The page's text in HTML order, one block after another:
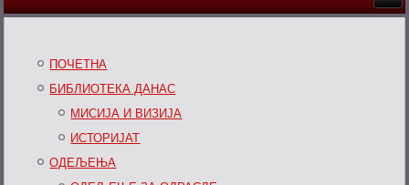
ПОЧЕТНА
БИБЛИОТЕКА ДАНАС
МИСИЈА И ВИЗИЈА
ИСТОРИЈАТ
ОДЕЉЕЊА